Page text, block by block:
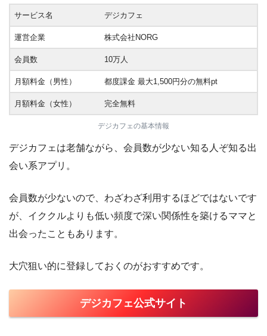
サービス名 デジカフェ
運営企業 株式会社NORG
会員数 10万人
月額料金（男性） 都度課金 最大1,500円分の無料pt
月額料金（女性） 完全無料
デジカフェの基本情報
デジカフェは老舗ながら、会員数が少ない知る人ぞ知る出
会い系アプリ。
会員数が少ないので、わざわざ利用するほどではないです
が、イククルよりも低い頻度で深い関係性を築けるママと
出会ったこともあります。
大穴狙い的に登録しておくのがおすすめです。
デジカフェ公式サイト